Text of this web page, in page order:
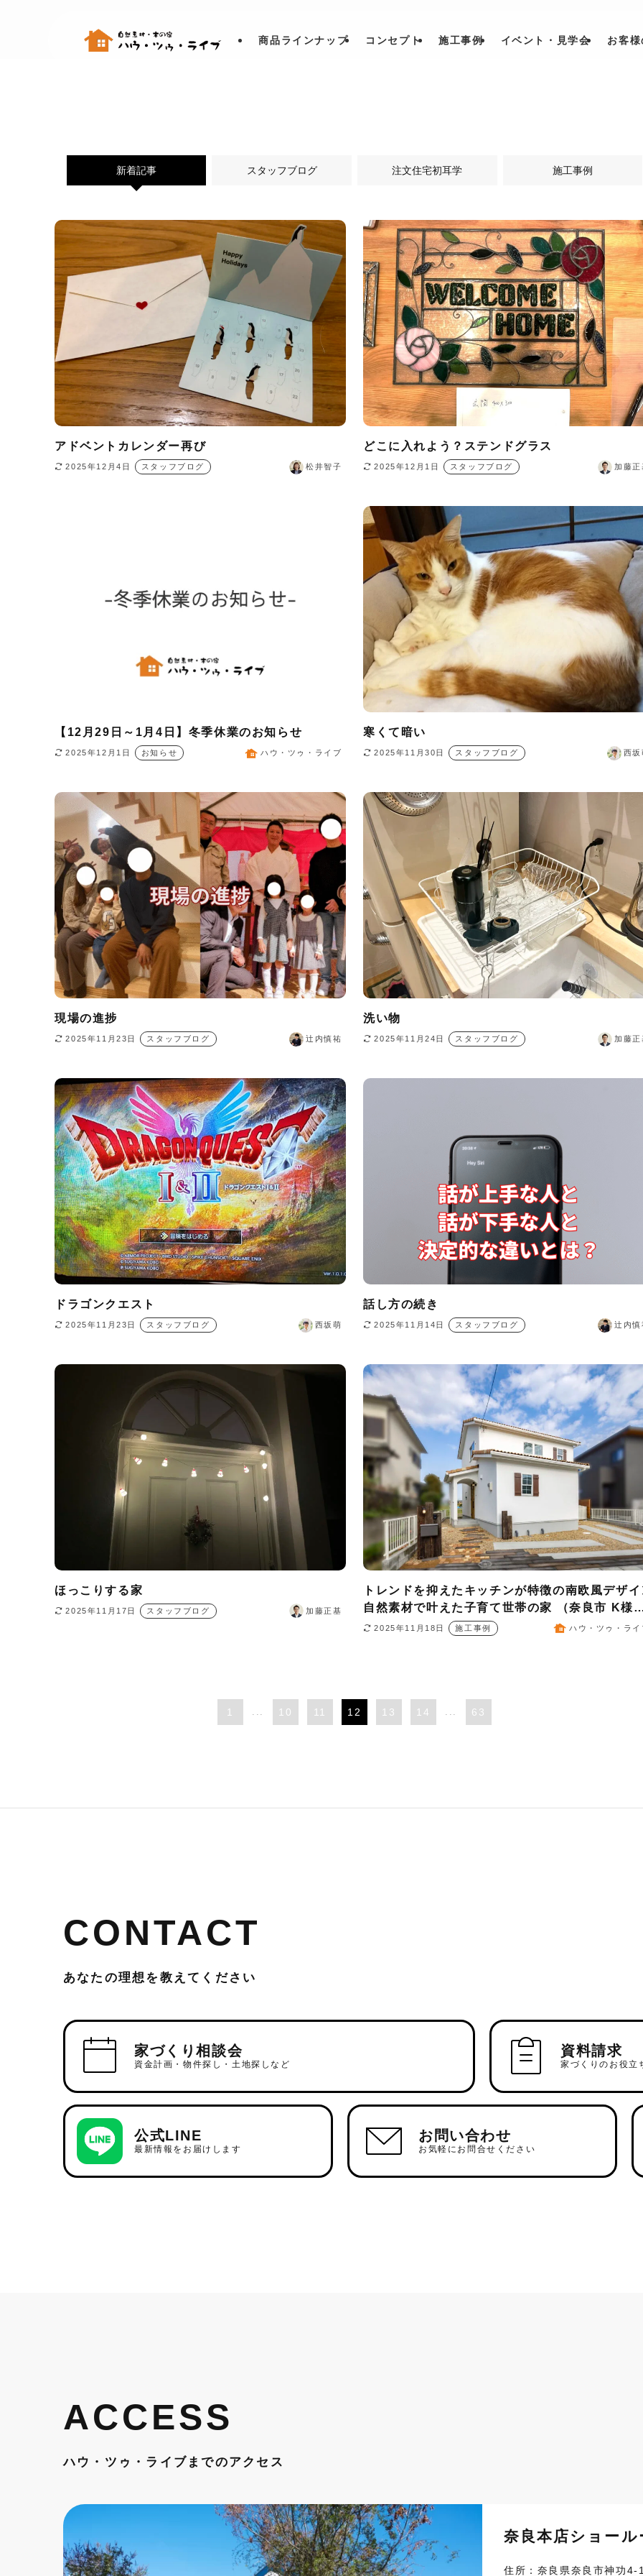
商品ラインナップ コンセプト 施工事例 イベント・見学会 お客
新着記事 スタッフブログ 注文住宅初耳学 施工事例
アドベントカレンダー再び
2025年12月4日 スタッフブログ 松井智子
どこに入れよう？ステンドグラス
2025年12月1日 スタッフブログ 加藤正
【12月29日～1月4日】冬季休業のお知らせ
2025年12月1日 お知らせ ハウ・ツゥ・ライブ
寒くて暗い
2025年11月30日 スタッフブログ 西坂
現場の進捗
2025年11月23日 スタッフブログ 辻内慎祐
洗い物
2025年11月24日 スタッフブログ 加藤正
ドラゴンクエスト
2025年11月23日 スタッフブログ 西坂萌
話し方の続き
2025年11月14日 スタッフブログ 辻内慎
ほっこりする家
2025年11月17日 スタッフブログ 加藤正基
トレンドを抑えたキッチンが特徴の南欧風デザ
自然素材で叶えた子育て世帯の家 （奈良市 K様
邸）
2025年11月18日 施工事例 ハウ・ツゥ・ライ
1 ... 10 11 12 13 14 ... 63
CONTACT
あなたの理想を教えてください
家づくり相談会
資金計画・物件探し・土地探しなど
資料請求
家づくりのお役立
公式LINE
最新情報をお届けします
お問い合わせ
お気軽にお問合せください
ACCESS
ハウ・ツゥ・ライブまでのアクセス
奈良本店ショール
住所：奈良県奈良市神功4-